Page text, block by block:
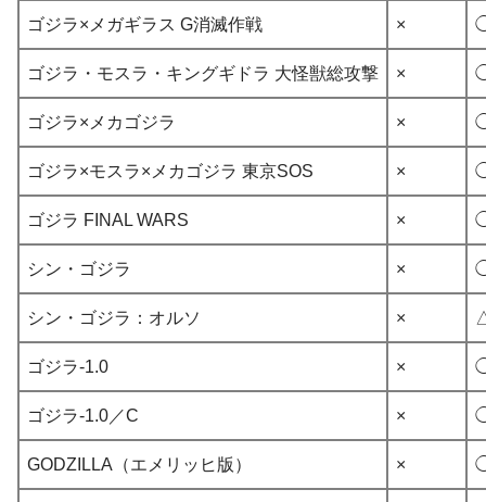
ゴジラ×メガギラス G消滅作戦 ×
ゴジラ・モスラ・キングギドラ 大怪獣総攻撃 ×
ゴジラ×メカゴジラ ×
ゴジラ×モスラ×メカゴジラ 東京SOS ×
ゴジラ FINAL WARS ×
シン・ゴジラ ×
シン・ゴジラ：オルソ ×
ゴジラ-1.0 ×
ゴジラ-1.0／C ×
GODZILLA（エメリッヒ版） ×